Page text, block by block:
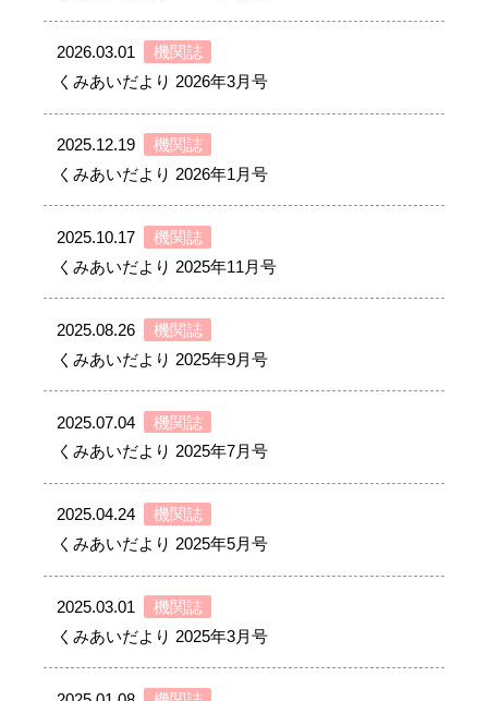
2026.03.01
機関誌
くみあいだより 2026年3月号
2025.12.19
機関誌
くみあいだより 2026年1月号
2025.10.17
機関誌
くみあいだより 2025年11月号
2025.08.26
機関誌
くみあいだより 2025年9月号
2025.07.04
機関誌
くみあいだより 2025年7月号
2025.04.24
機関誌
くみあいだより 2025年5月号
2025.03.01
機関誌
くみあいだより 2025年3月号